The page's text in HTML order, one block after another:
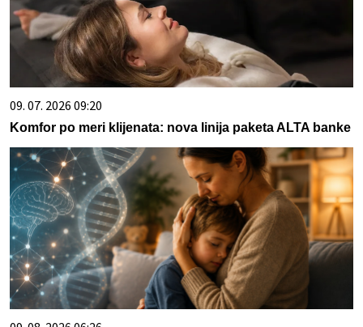
09. 07. 2026 09:20
Komfor po meri klijenata: nova linija paketa ALTA banke